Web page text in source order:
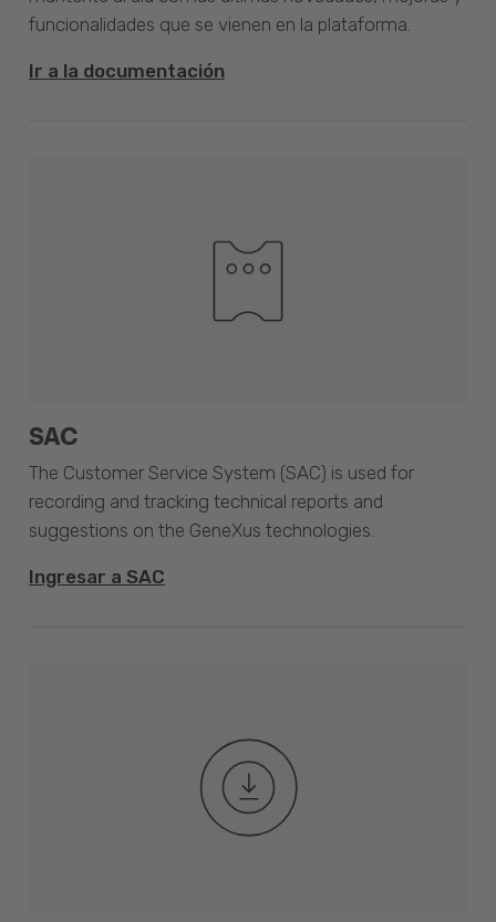
funcionalidades que se vienen en la plataforma.
Ir a la documentación
SAC
The Customer Service System (SAC) is used for
recording and tracking technical reports and
suggestions on the GeneXus technologies.
Ingresar a SAC